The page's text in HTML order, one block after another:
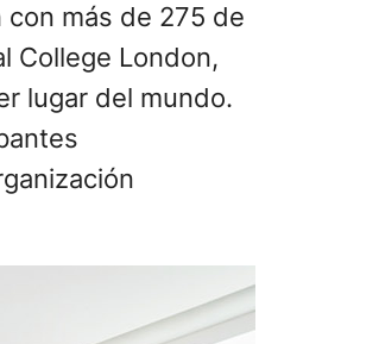
con más de 275 de
College London,
lugar del mundo.